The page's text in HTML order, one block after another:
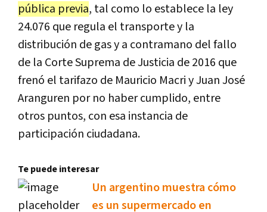
pública previa, tal como lo establece la ley
24.076 que regula el transporte y la
distribución de gas y a contramano del fallo
de la Corte Suprema de Justicia de 2016 que
frenó el tarifazo de Mauricio Macri y Juan José
Aranguren por no haber cumplido, entre
otros puntos, con esa instancia de
participación ciudadana.
Te puede interesar
Un argentino muestra cómo
es un supermercado en